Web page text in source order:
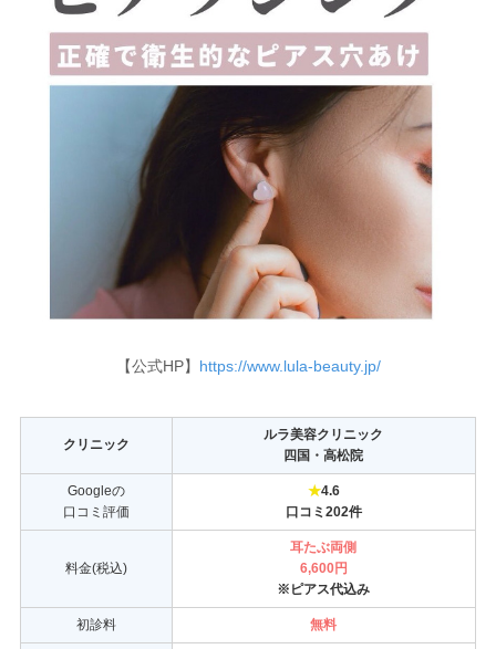
【公式HP】 https://www.lula-beauty.jp/
クリニック
ルラ美容クリニック
四国・高松院
Googleの
口コミ評価
★4.6
口コミ202件
料金(税込)
耳たぶ両側
6,600円
※ピアス代込み
初診料 無料